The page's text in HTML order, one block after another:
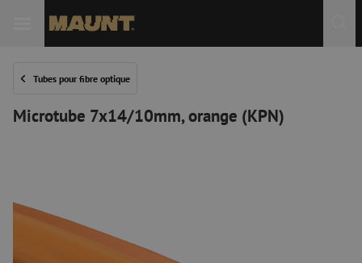
Tubes pour fibre optique
Microtube 7x14/10mm, orange (KPN)